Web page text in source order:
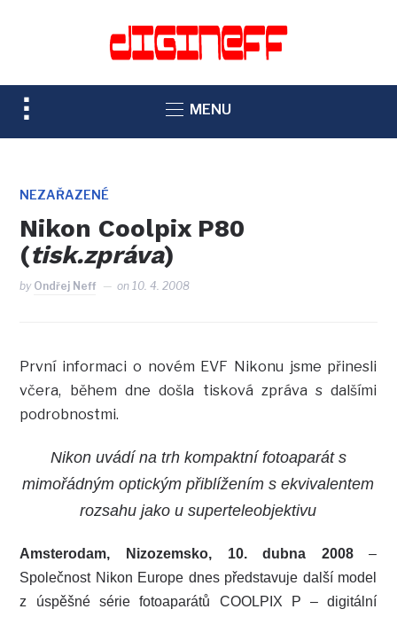
TOGGLE
SIDEBAR
NAVIGATION
MENU
NEZAŘAZENÉ
Nikon Coolpix P80
(tisk.zpráva)
by Ondřej Neff on10. 4. 2008
První informaci o novém EVF Nikonu jsme přinesli
včera, během dne došla tisková zpráva s dalšími
podrobnostmi.
Nikon uvádí na trh kompaktní fotoaparát s
mimořádným optickým přiblížením s ekvivalentem
rozsahu jako u superteleobjektivu
Amsterodam, Nizozemsko, 10. dubna 2008–
Společnost Nikon Europe dnes představuje další model
z úspěšné série fotoaparátů COOLPIX P – digitální